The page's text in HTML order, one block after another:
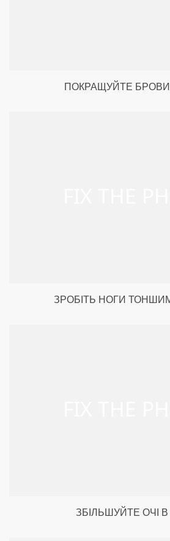
ПОКРАЩУЙТЕ БРОВИ
ЗРОБІТЬ НОГИ
ЗБІЛЬШУЙТЕ ОЧІ В